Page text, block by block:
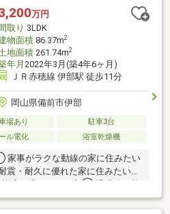
にもおすすめ。現地でしか味わえ
ださい（＾＾）／
万円
取り 3LDK
物面積86.37m2
地面積261.74m2
年月 2022年3月(築4年6ヶ月)
ＪＲ赤穂線 伊部駅 徒歩11分
岡山県備前市伊部
場あり
駐車3台
ル電化 浴室乾燥機
事がラクな動線の家に住みたい
・耐久に優れた家に住みたい方
方